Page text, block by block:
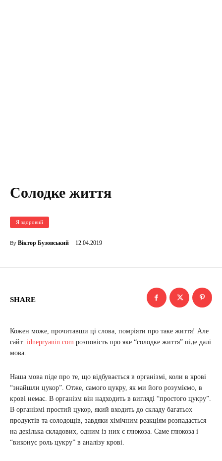
Солодке життя
Я здоровий
By Віктор Бузовський 12.04.2019
SHARE
Кожен може, прочитавши ці слова, помріяти про таке життя! Але
сайт: idnepryanin.com розповість про яке “солодке життя” піде далі
мова.
Наша мова піде про те, що відбувається в організмі, коли в крові
“знайшли цукор”. Отже, самого цукру, як ми його розуміємо, в
крові немає. В організм він надходить в вигляді “простого цукру”.
В організмі простий цукор, який входить до складу багатьох
продуктів та солодощів, завдяки хімічним реакціям розпадається
на декілька складових, одним із них є глюкоза. Саме глюкоза і
“виконує роль цукру” в аналізу крові.